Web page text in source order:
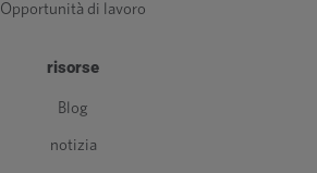
Opportunità di lavoro
risorse
Blog
notizia